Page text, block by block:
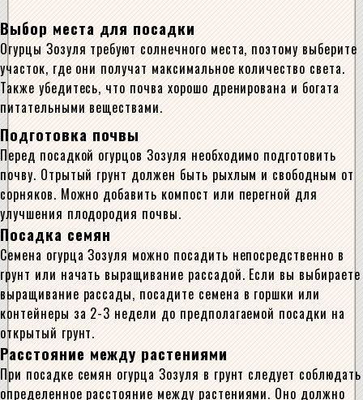
Выбор места для посадки
Огурцы Зозуля требуют солнечного места, поэтому выберите
участок, где они получат максимальное количество света.
Также убедитесь, что почва хорошо дренирована и богата
питательными веществами.
Подготовка почвы
Перед посадкой огурцов Зозуля необходимо подготовить
почву. Отрытый грунт должен быть рыхлым и свободным от
сорняков. Можно добавить компост или перегной для
улучшения плодородия почвы.
Посадка семян
Семена огурца Зозуля можно посадить непосредственно в
грунт или начать выращивание рассадой. Если вы выбираете
выращивание рассады, посадите семена в горшки или
контейнеры за 2-3 недели до предполагаемой посадки на
открытый грунт.
Расстояние между растениями
При посадке семян огурца Зозуля в грунт следует соблюдать
определенное расстояние между растениями. Оно должно